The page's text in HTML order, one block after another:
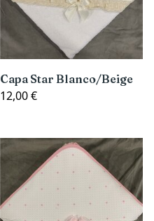
Capa Star Blanco/Beige
12,00 €